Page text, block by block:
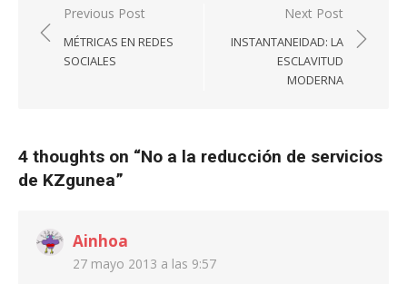
Navegación
de
entradas
Previous Post
MÉTRICAS EN REDES
SOCIALES
Next Post
INSTANTANEIDAD: LA
ESCLAVITUD
MODERNA
4 thoughts on “No a la reducción de servicios
de KZgunea”
Ainhoa
27 mayo 2013 a las 9:57